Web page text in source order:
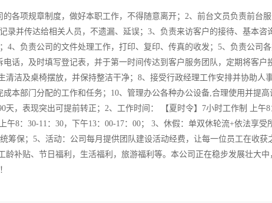
各项规章制度，做好本职工作，不得随意离开；2、前台文员负责前台
录并传达给相关人员，不遗漏、延误；3、负责来访客户的接待、基本咨
4、负责公司的文件处理工作，打印、复印、传真的收发；5、负责公司
话，及时填写登记表，并于第一时间传达到客户服务团队，定期将客户
清洁及桌椅摆放，并保持整洁干净；8、接受行政经理工作安排并协助人
本部门分配的工作和任务；10、管理办公各种办公设备,合理使用并提高
，表现突出可提前转正；2、工作时间： 【夏时令】7小时工作制 上午8
午8：30-11：30，下午13：00-17：00； 3、休假：单双休轮流+依法享受
筹保；5、活动：公司每月提供团队建设活动经费，让每一位员工在收获
龄补贴、节日福利，生活福利，旅游福利等。本公司正在稳步发展壮大中